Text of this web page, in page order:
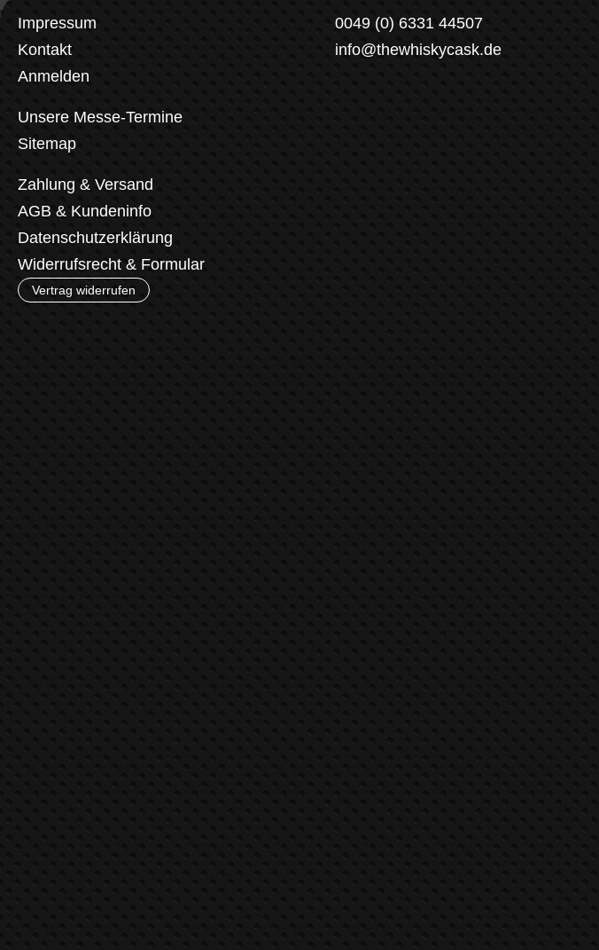
Impressum
Kontakt
Anmelden
Unsere Messe-Termine
Sitemap
Zahlung & Versand
AGB & Kundeninfo
Datenschutzerklärung
Widerrufsrecht & Formular
Vertrag widerrufen
0049 (0) 6331 44507
info@thewhiskycask.de